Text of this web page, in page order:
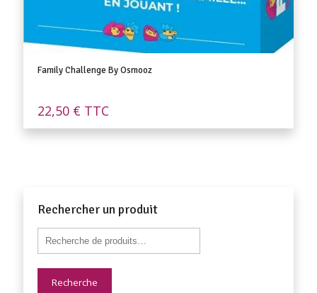
Family Challenge By Osmooz
22,50 € TTC
Rechercher un produit
Recherche